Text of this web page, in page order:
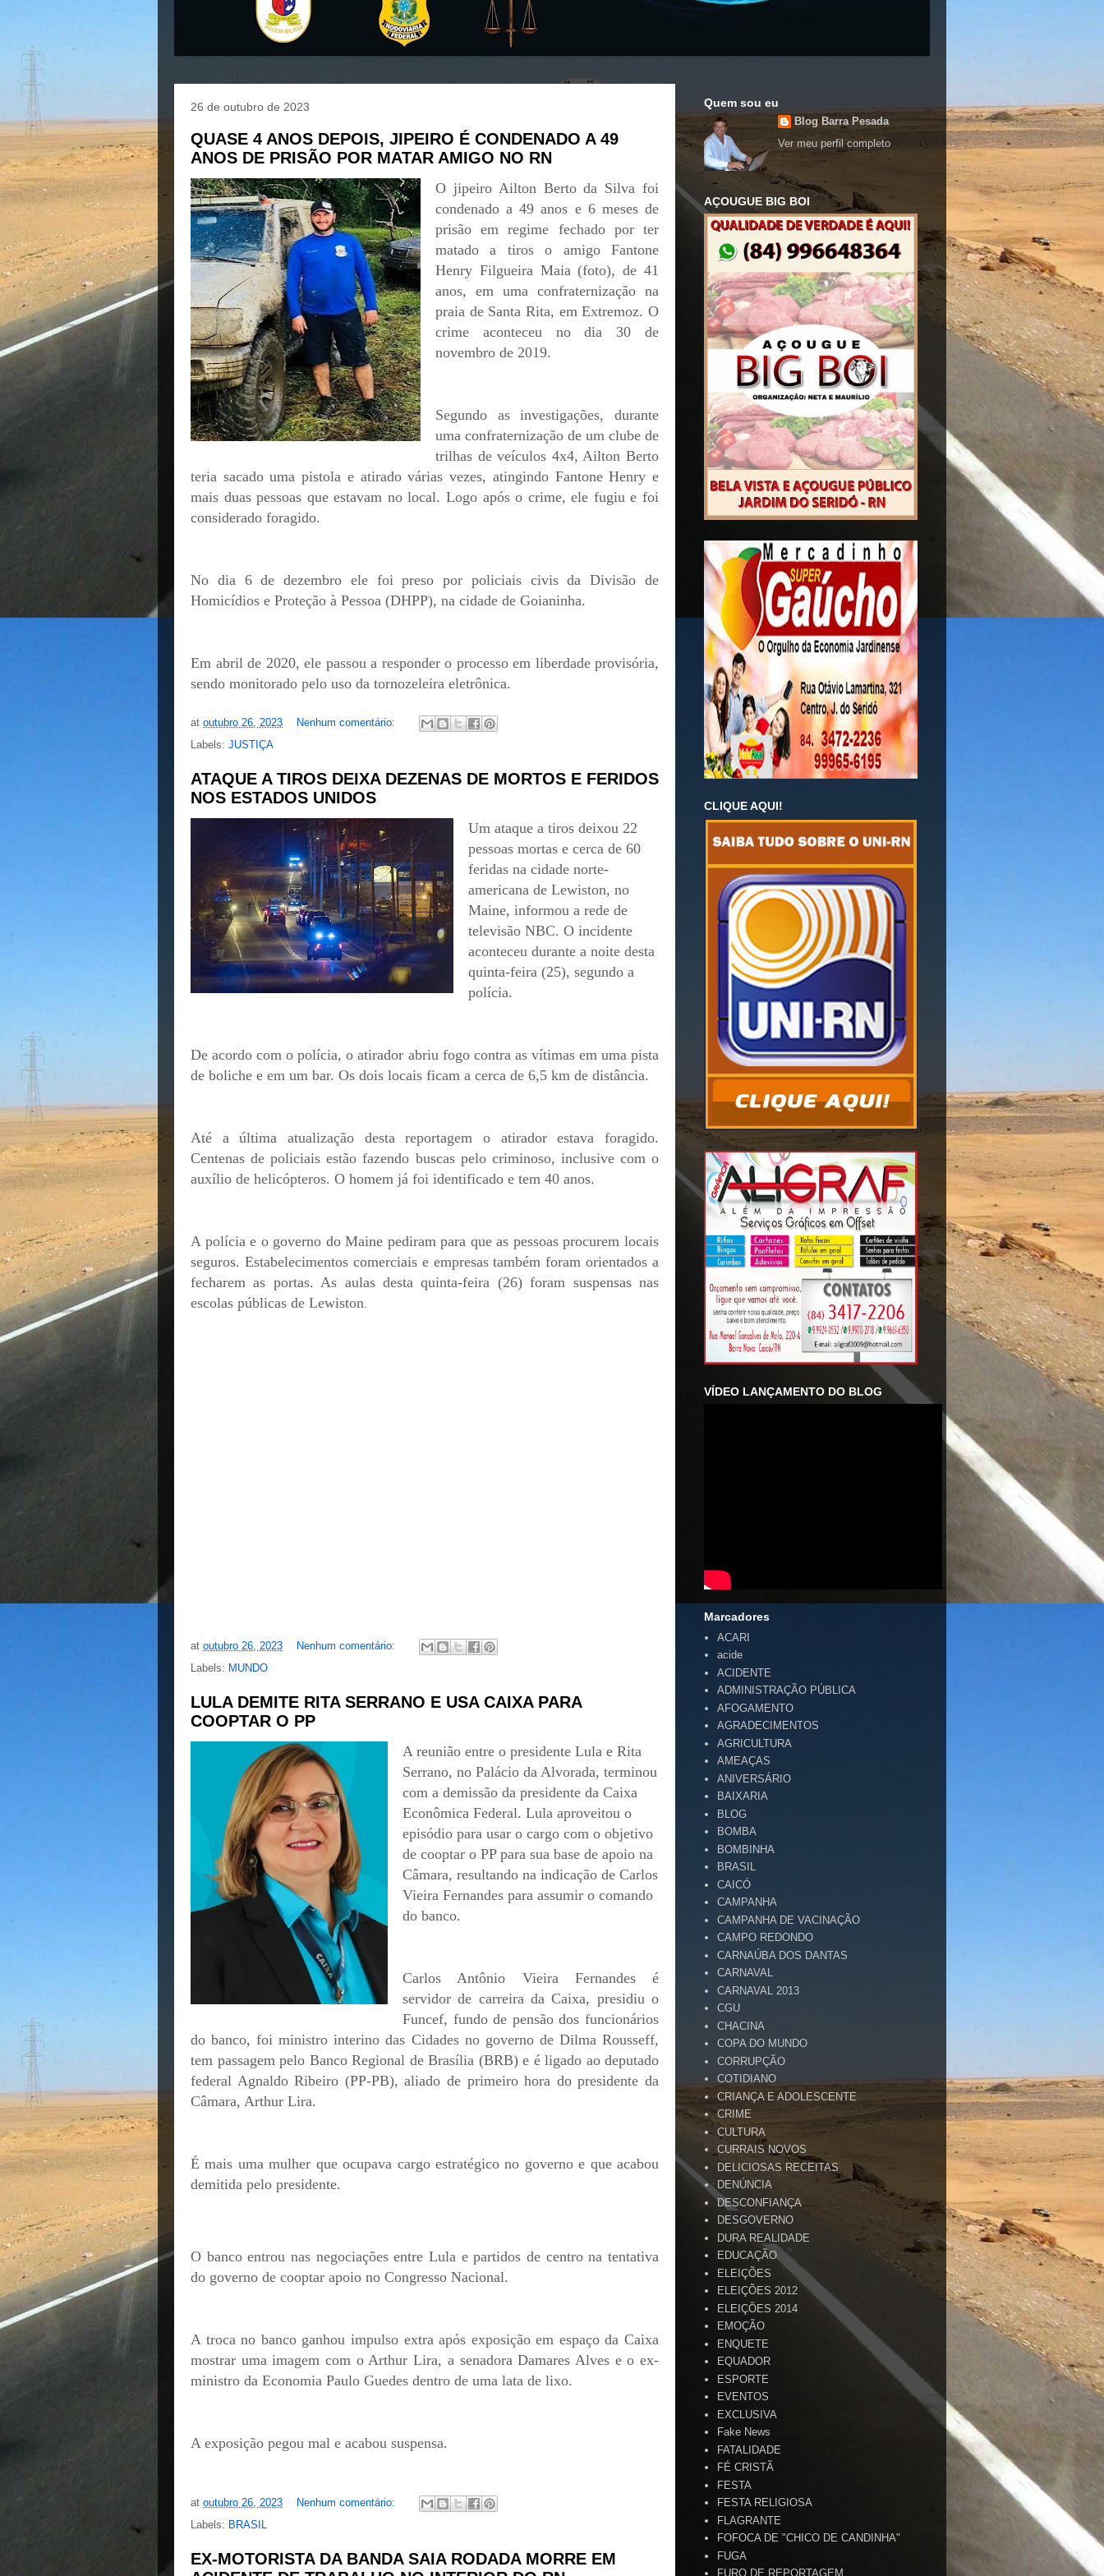
26 de outubro de 2023
QUASE 4 ANOS DEPOIS, JIPEIRO É CONDENADO A 49
ANOS DE PRISÃO POR MATAR AMIGO NO RN
O jipeiro Ailton Berto da Silva foi
condenado a 49 anos e 6 meses de
prisão em regime fechado por ter
matado a tiros o amigo Fantone
Henry Filgueira Maia (foto), de 41
anos, em uma confraternização na
praia de Santa Rita, em Extremoz. O
crime aconteceu no dia 30 de
novembro de 2019.
Segundo as investigações, durante
uma confraternização de um clube de
trilhas de veículos 4x4, Ailton Berto
teria sacado uma pistola e atirado várias vezes, atingindo Fantone Henry e
mais duas pessoas que estavam no local. Logo após o crime, ele fugiu e foi
considerado foragido.
No dia 6 de dezembro ele foi preso por policiais civis da Divisão de
Homicídios e Proteção à Pessoa (DHPP), na cidade de Goianinha.
Em abril de 2020, ele passou a responder o processo em liberdade provisória,
sendo monitorado pelo uso da tornozeleira eletrônica.
at outubro 26, 2023
Nenhum comentário:
Labels: JUSTIÇA
ATAQUE A TIROS DEIXA DEZENAS DE MORTOS E FERIDOS
NOS ESTADOS UNIDOS
Um ataque a tiros deixou 22
pessoas mortas e cerca de 60
feridas na cidade norte-
americana de Lewiston, no
Maine, informou a rede de
televisão NBC. O incidente
aconteceu durante a noite desta
quinta-feira (25), segundo a
polícia.
De acordo com o polícia, o atirador abriu fogo contra as vítimas em uma pista
de boliche e em um bar. Os dois locais ficam a cerca de 6,5 km de distância.
Até a última atualização desta reportagem o atirador estava foragido.
Centenas de policiais estão fazendo buscas pelo criminoso, inclusive com o
auxílio de helicópteros. O homem já foi identificado e tem 40 anos.
A polícia e o governo do Maine pediram para que as pessoas procurem locais
seguros. Estabelecimentos comerciais e empresas também foram orientados a
fecharem as portas. As aulas desta quinta-feira (26) foram suspensas nas
escolas públicas de Lewiston.
at outubro 26, 2023
Nenhum comentário:
Labels: MUNDO
LULA DEMITE RITA SERRANO E USA CAIXA PARA
COOPTAR O PP
A reunião entre o presidente Lula e Rita
Serrano, no Palácio da Alvorada, terminou
com a demissão da presidente da Caixa
Econômica Federal. Lula aproveitou o
episódio para usar o cargo com o objetivo
de cooptar o PP para sua base de apoio na
Câmara, resultando na indicação de Carlos
Vieira Fernandes para assumir o comando
do banco.
Carlos Antônio Vieira Fernandes é
servidor de carreira da Caixa, presidiu o
Funcef, fundo de pensão dos funcionários
do banco, foi ministro interino das Cidades no governo de Dilma Rousseff,
tem passagem pelo Banco Regional de Brasília (BRB) e é ligado ao deputado
federal Agnaldo Ribeiro (PP-PB), aliado de primeiro hora do presidente da
Câmara, Arthur Lira.
É mais uma mulher que ocupava cargo estratégico no governo e que acabou
demitida pelo presidente.
O banco entrou nas negociações entre Lula e partidos de centro na tentativa
do governo de cooptar apoio no Congresso Nacional.
A troca no banco ganhou impulso extra após exposição em espaço da Caixa
mostrar uma imagem com o Arthur Lira, a senadora Damares Alves e o ex-
ministro da Economia Paulo Guedes dentro de uma lata de lixo.
A exposição pegou mal e acabou suspensa.
at outubro 26, 2023
Nenhum comentário:
Labels: BRASIL
EX-MOTORISTA DA BANDA SAIA RODADA MORRE EM
Quem sou eu
Blog Barra Pesada
Ver meu perfil completo
AÇOUGUE BIG BOI
CLIQUE AQUI!
VÍDEO LANÇAMENTO DO BLOG
Marcadores
ACARI
acide
ACIDENTE
ADMINISTRAÇÃO PÚBLICA
AFOGAMENTO
AGRADECIMENTOS
AGRICULTURA
AMEAÇAS
ANIVERSÁRIO
BAIXARIA
BLOG
BOMBA
BOMBINHA
BRASIL
CAICÓ
CAMPANHA
CAMPANHA DE VACINAÇÃO
CAMPO REDONDO
CARNAÚBA DOS DANTAS
CARNAVAL
CARNAVAL 2013
CGU
CHACINA
COPA DO MUNDO
CORRUPÇÃO
COTIDIANO
CRIANÇA E ADOLESCENTE
CRIME
CULTURA
CURRAIS NOVOS
DELICIOSAS RECEITAS
DENÚNCIA
DESCONFIANÇA
DESGOVERNO
DURA REALIDADE
EDUCAÇÃO
ELEIÇÕES
ELEIÇÕES 2012
ELEIÇÕES 2014
EMOÇÃO
ENQUETE
EQUADOR
ESPORTE
EVENTOS
EXCLUSIVA
Fake News
FATALIDADE
FÉ CRISTÃ
FESTA
FESTA RELIGIOSA
FLAGRANTE
FOFOCA DE "CHICO DE CANDINHA"
FUGA
FURO DE REPORTAGEM